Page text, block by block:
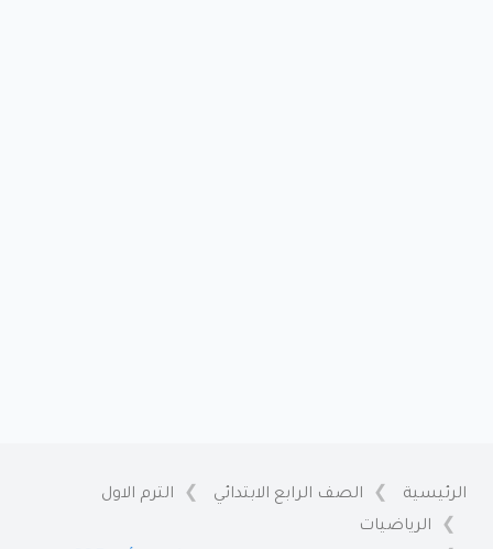
الرئيسية الصف الرابع الابتدائي
الترم الاول
الرياضيات